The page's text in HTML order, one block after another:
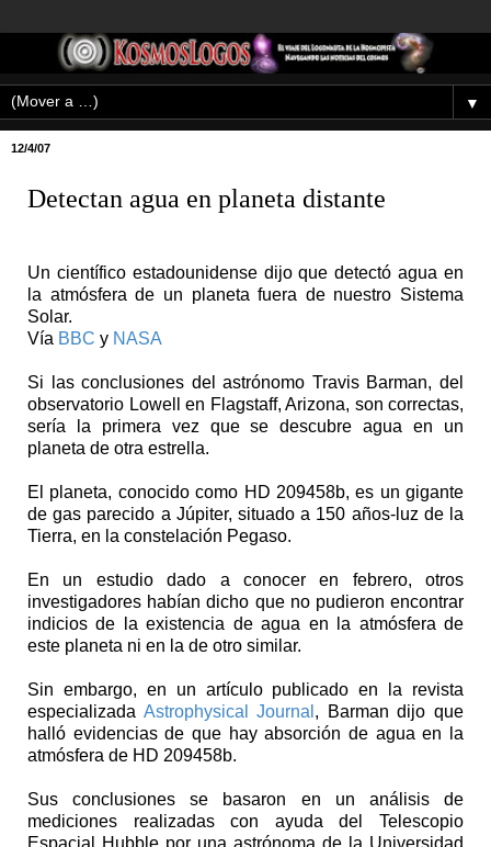
▼
12/4/07
Detectan agua en planeta distante
Un científico estadounidense dijo que detectó agua en
la atmósfera de un planeta fuera de nuestro Sistema
Solar.
Vía BBC y NASA
Si las conclusiones del astrónomo Travis Barman, del
observatorio Lowell en Flagstaff, Arizona, son correctas,
sería la primera vez que se descubre agua en un
planeta de otra estrella.
El planeta, conocido como HD 209458b, es un gigante
de gas parecido a Júpiter, situado a 150 años-luz de la
Tierra, en la constelación Pegaso.
En un estudio dado a conocer en febrero, otros
investigadores habían dicho que no pudieron encontrar
indicios de la existencia de agua en la atmósfera de
este planeta ni en la de otro similar.
Sin embargo, en un artículo publicado en la revista
especializada Astrophysical Journal , Barman dijo que
halló evidencias de que hay absorción de agua en la
atmósfera de HD 209458b.
Sus conclusiones se basaron en un análisis de
mediciones realizadas con ayuda del Telescopio
Espacial Hubble por una astrónoma de la Universidad